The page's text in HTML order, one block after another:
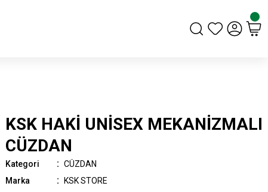
KSK HAKİ UNİSEX MEKANİZMALI
CÜZDAN
Kategori
CÜZDAN
Marka
KSK STORE